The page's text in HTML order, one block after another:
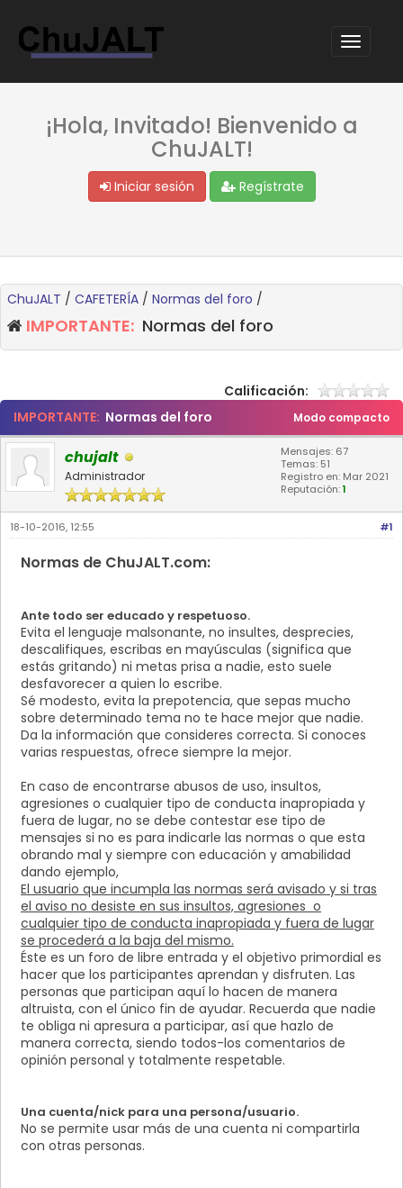
¡Hola, Invitado! Bienvenido a
ChuJALT!
Iniciar sesión Regístrate
ChuJALT / CAFETERÍA / Normas del foro /
IMPORTANTE: Normas del foro
Calificación:
Modo compacto
IMPORTANTE: Normas del foro
chujalt
Administrador
Mensajes: 67
Temas: 51
Registro en: Mar 2021
Reputación:1
#1
18-10-2016, 12:55
Normas de ChuJALT.com:
Ante todo ser educado y respetuoso.
Evita el lenguaje malsonante, no insultes, desprecies,
descalifiques, escribas en mayúsculas (significa que
estás gritando) ni metas prisa a nadie, esto suele
desfavorecer a quien lo escribe.
Sé modesto, evita la prepotencia, que sepas mucho
sobre determinado tema no te hace mejor que nadie.
Da la información que consideres correcta. Si conoces
varias respuestas, ofrece siempre la mejor.
En caso de encontrarse abusos de uso, insultos,
agresiones o cualquier tipo de conducta inapropiada y
fuera de lugar, no se debe contestar ese tipo de
mensajes si no es para indicarle las normas o que esta
obrando mal y siempre con educación y amabilidad
dando ejemplo,
El usuario que incumpla las normas será avisado y si tras
el aviso no desiste en sus insultos, agresiones o
cualquier tipo de conducta inapropiada y fuera de lugar
se procederá a la baja del mismo.
Éste es un foro de libre entrada y el objetivo primordial es
hacer que los participantes aprendan y disfruten. Las
personas que participan aquí lo hacen de manera
altruista, con el único fin de ayudar. Recuerda que nadie
te obliga ni apresura a participar, así que hazlo de
manera correcta, siendo todos-los comentarios de
opinión personal y totalmente respetable.
Una cuenta/nick para una persona/usuario.
No se permite usar más de una cuenta ni compartirla
con otras personas.